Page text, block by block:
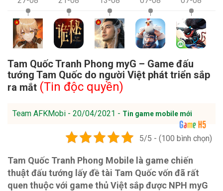
Tam Quốc Tranh Phong myG – Game đấu
tướng Tam Quốc do người Việt phát triển sắp
ra mắt (Tin độc quyền)
Team AFKMobi - 20/04/2021 - Tin game mobile mới
5/5 - (100 bình chọn)
Tam Quốc Tranh Phong Mobile là game chiến
thuật đấu tướng lấy đề tài Tam Quốc vốn đã rất
quen thuộc với game thủ Việt sắp được NPH myG